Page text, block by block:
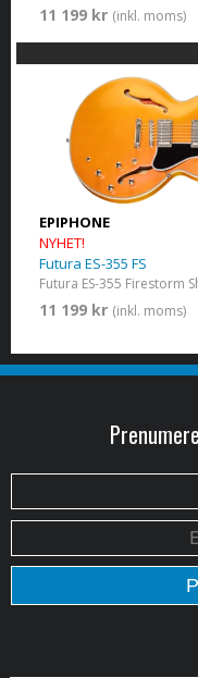
11 199 kr (inkl. moms)
EPIPHONE
NYHET!
Futura ES-355 FS
Futura ES-355 Firestorm
11 199 kr (inkl. moms)